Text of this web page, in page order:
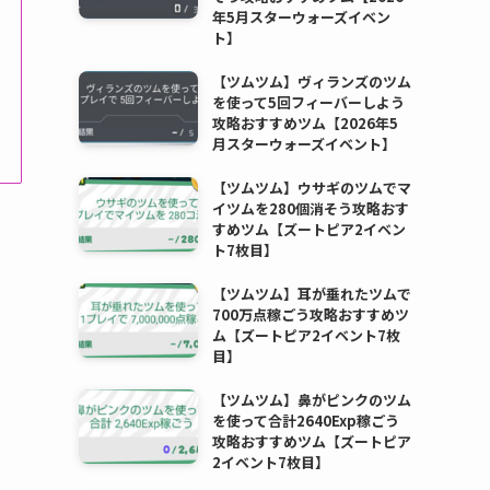
年5月スターウォーズイベン
ト】
【ツムツム】ヴィランズのツム
を使って5回フィーバーしよう
攻略おすすめツム【2026年5
月スターウォーズイベント】
【ツムツム】ウサギのツムでマ
イツムを280個消そう攻略おす
すめツム【ズートピア2イベン
ト7枚目】
【ツムツム】耳が垂れたツムで
700万点稼ごう攻略おすすめツ
ム【ズートピア2イベント7枚
目】
【ツムツム】鼻がピンクのツム
を使って合計2640Exp稼ごう
攻略おすすめツム【ズートピア
2イベント7枚目】